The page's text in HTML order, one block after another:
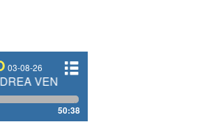
03-08-26
FILIPPO FIORELLI
50:38